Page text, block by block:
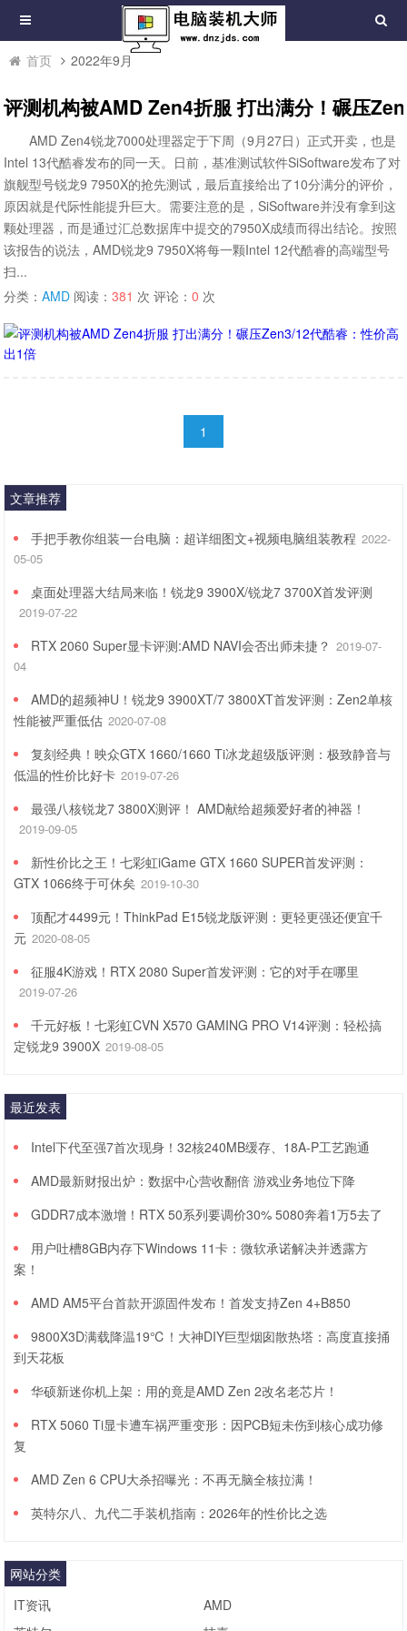
首页 2022年9月
评测机构被AMD Zen4折服 打出满分！碾压
AMD Zen4锐龙7000处理器定于下周（9月27日）正式开卖，也是
Intel 13代酷睿发布的同一天。日前，基准测试软件SiSoftware发布了对
旗舰型号锐龙9 7950X的抢先测试，最后直接给出了10分满分的评价，
原因就是代际性能提升巨大。需要注意的是，SiSoftware并没有拿到这
颗处理器，而是通过汇总数据库中提交的7950X成绩而得出结论。按照
该报告的说法，AMD锐龙9 7950X将每一颗Intel 12代酷睿的高端型号
扫...
分类：AMD 阅读：381 次 评论：0 次
1
文章推荐
手把手教你组装一台电脑：超详细图文+视频电脑组装教程 2022-
05-05
桌面处理器大结局来临！锐龙9 3900X/锐龙7 3700X首发评测
2019-07-22
RTX 2060 Super显卡评测:AMD NAVI会否出师未捷？ 2019-07-
04
AMD的超频神U！锐龙9 3900XT/7 3800XT首发评测：Zen2单核
性能被严重低估 2020-07-08
复刻经典！映众GTX 1660/1660 Ti冰龙超级版评测：极致静音与
低温的性价比好卡 2019-07-26
最强八核锐龙7 3800X测评！ AMD献给超频爱好者的神器！
2019-09-05
新性价比之王！七彩虹iGame GTX 1660 SUPER首发评测：
GTX 1066终于可休矣 2019-10-30
顶配才4499元！ThinkPad E15锐龙版评测：更轻更强还便宜千
元 2020-08-05
征服4K游戏！RTX 2080 Super首发评测：它的对手在哪里
2019-07-26
千元好板！七彩虹CVN X570 GAMING PRO V14评测：轻松搞
定锐龙9 3900X 2019-08-05
最近发表
Intel下代至强7首次现身！32核240MB缓存、18A-P工艺跑通
AMD最新财报出炉：数据中心营收翻倍 游戏业务地位下降
GDDR7成本激增！RTX 50系列要调价30% 5080奔着1万5去了
用户吐槽8GB内存下Windows 11卡：微软承诺解决并透露方
案！
AMD AM5平台首款开源固件发布！首发支持Zen 4+B850
9800X3D满载降温19℃！大神DIY巨型烟囱散热塔：高度直接捅
到天花板
华硕新迷你机上架：用的竟是AMD Zen 2改名老芯片！
RTX 5060 Ti显卡遭车祸严重变形：因PCB短未伤到核心成功修
复
AMD Zen 6 CPU大杀招曝光：不再无脑全核拉满！
英特尔八、九代二手装机指南：2026年的性价比之选
网站分类
IT资讯
AMD